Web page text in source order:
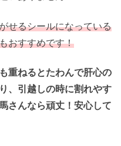
せるシールになっている
おすすめです！
重ねるとたわんで肝心の
、引越しの時に割れやす
さんなら頑丈！安心して